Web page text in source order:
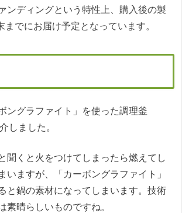
ンディングという特性上、購入後の製
までにお届け予定となっています。
ングラファイト」を使った調理釜
しました。
聞くと火をつけてしまったら燃えてし
いますが、「カーボングラファイト」
と鍋の素材になってしまいます。技術
素晴らしいものですね。